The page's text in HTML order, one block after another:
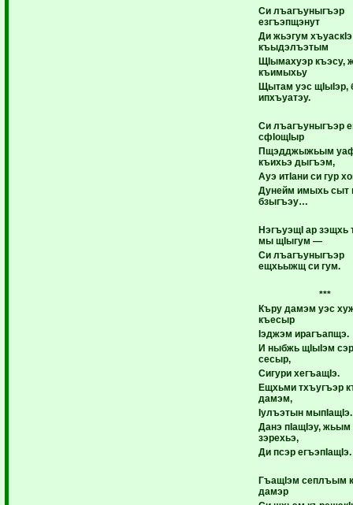
Си лъагъуныгъэр
езгъэпщэнут
Ди жьэгум хъуаскIэ
къыдэлъэтым
ЩIымахуэр къэсу,
къимыхьу
Щытам уэс щIыIэр,
ипхъуатэу.
Си лъагъуныгъэр
сфIощIыр
Пщэдджыжьым
къихьэ дыгъэм,
Ауэ итIани си гур
Дунейм имыхь сыт
бзыгъэу…
НэгъуэщI ар зэщхь
мы щIыгум —
Си лъагъуныгъэр
ещхьыжщ си гум.
***
Къру дамэм уэс
къесыр
Iэджэм ирагъапщэ.
И ныбжь щIыIэм
сесыр,
Сигури хегъащIэ.
Ещхьми тхъугъэр
дамэм,
Iулъэтын мыпIащIэ.
Данэ пIащIэу, жьым
зэрехьэ,
Ди псэр егъэпIащIэ.
ГъащIэм сеплъым
дамэр